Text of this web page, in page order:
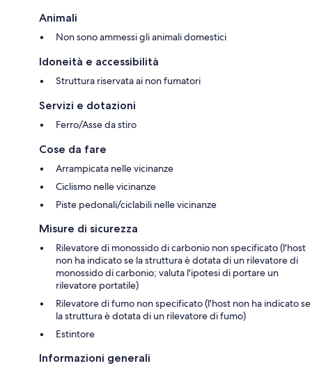
Animali
Non sono ammessi gli animali domestici
Idoneità e accessibilità
Struttura riservata ai non fumatori
Servizi e dotazioni
Ferro/Asse da stiro
Cose da fare
Arrampicata nelle vicinanze
Ciclismo nelle vicinanze
Piste pedonali/ciclabili nelle vicinanze
Misure di sicurezza
Rilevatore di monossido di carbonio non specificato (l'host
non ha indicato se la struttura è dotata di un rilevatore di
monossido di carbonio; valuta l'ipotesi di portare un
rilevatore portatile)
Rilevatore di fumo non specificato (l'host non ha indicato se
la struttura è dotata di un rilevatore di fumo)
Estintore
Informazioni generali